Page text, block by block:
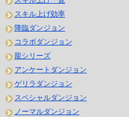
スキル上げ効率
降臨ダンジョン
コラボダンジョン
龍シリーズ
アンケートダンジョン
ゲリラダンジョン
スペシャルダンジョン
ノーマルダンジョン